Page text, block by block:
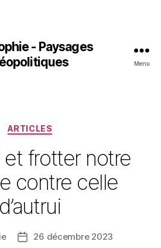
- Paysages
Menu
Catégories
ARTICLES
et frotter notre
contre celle
d’autrui
Date26 décembre 2023